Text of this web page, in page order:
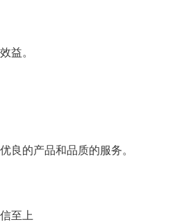
益。
的产品和品质的服务。
至上